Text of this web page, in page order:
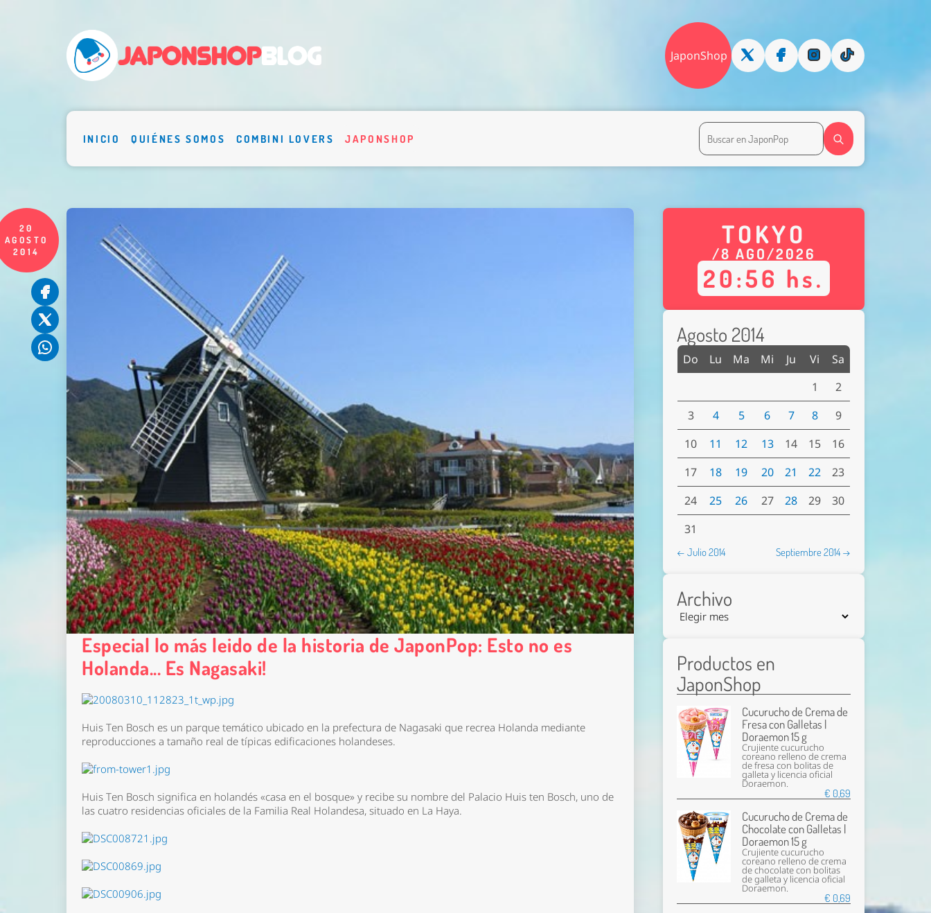
JaponShop
INICIO QUIÉNES SOMOS COMBINI LOVERS JAPONSHOP
20
AGOSTO
2014
Especial lo más leido de la historia de JaponPop: Esto no es
Holanda... Es Nagasaki!
Huis Ten Bosch es un parque temático ubicado en la prefectura de Nagasaki que recrea Holanda mediante
reproducciones a tamaño real de típicas edificaciones holandeses.
Huis Ten Bosch significa en holandés «casa en el bosque» y recibe su nombre del Palacio Huis ten Bosch, uno de
las cuatro residencias oficiales de la Familia Real Holandesa, situado en La Haya.
TOKYO
/8 AGO/2026
20:56 hs.
Agosto 2014
Do Lu Ma Mi Ju Vi
Sa
1
2
3
4 5 6 7 8
9
10
11 12 13 14 15
16
17
18 19 20 21 22
23
24
25 26 27 28 29
30
31
← Julio 2014 Septiembre 2014 →
Archivo
Productos en
JaponShop
Cucurucho de Crema de
Fresa con Galletas |
Doraemon 15 g
Crujiente cucurucho
coreano relleno de crema
de fresa con bolitas de
galleta y licencia oficial
Doraemon.
€ 0,69
Cucurucho de Crema de
Chocolate con Galletas |
Doraemon 15 g
Crujiente cucurucho
coreano relleno de crema
de chocolate con bolitas
de galleta y licencia oficial
Doraemon.
€ 0,69